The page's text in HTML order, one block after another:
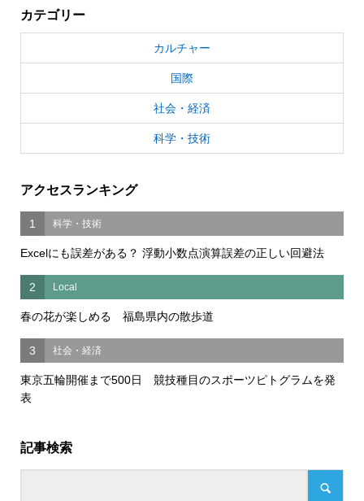
カテゴリー
カルチャー
国際
社会・経済
科学・技術
アクセスランキング
1 科学・技術
Excelにも誤差がある？ 浮動小数点演算誤差の正しい回避法
2 Local
春の花が楽しめる 福島県内の散歩道
3 社会・経済
東京五輪開催まで500日 競技種目のスポーツピトグラムを発
表
記事検索